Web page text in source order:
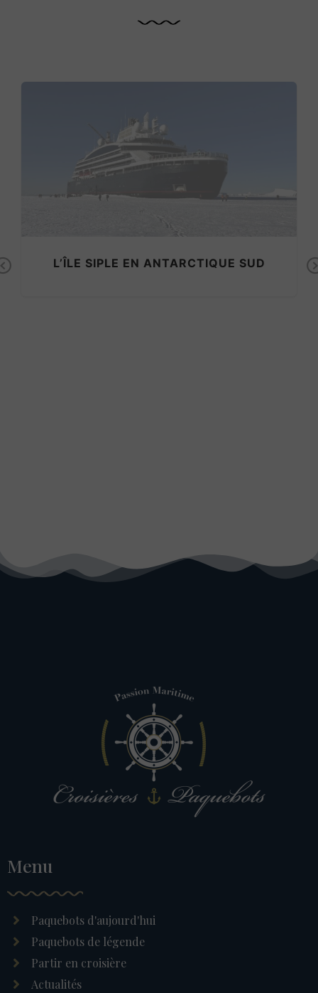
PreviousL’ÎLE SIPLE EN ANTARCTIQUE SUD
Menu
Paquebots d'aujourd'hui
Paquebots de légende
Partir en croisière
Actualités